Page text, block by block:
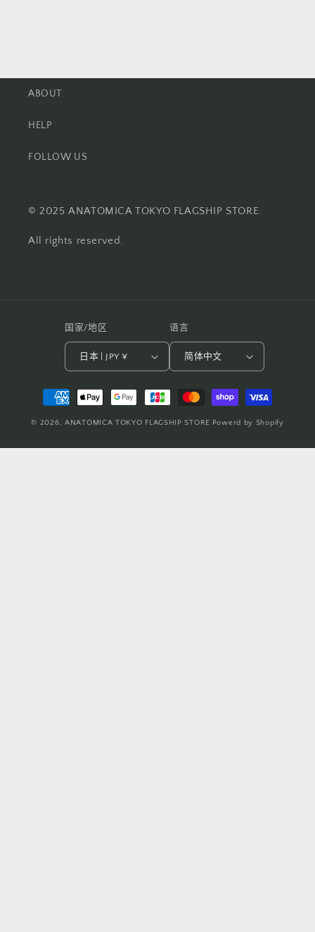
ABOUT
HELP
FOLLOW US
© 2025 ANATOMICA TOKYO FLAGSHIP STORE.
All rights reserved.
国家/地区
日本 | JPY ¥
语言
简体中文
付
款
方
式
© 2026, ANATOMICA TOKYO FLAGSHIP STORE Powerd by Shopify